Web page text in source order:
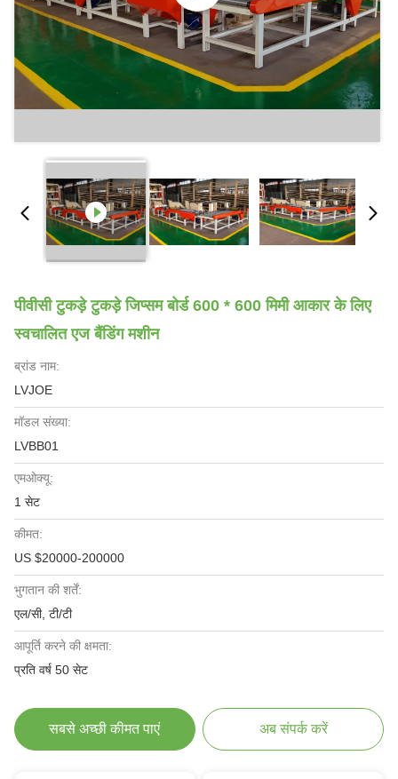
पीवीसी टुकड़े टुकड़े जिप्सम बोर्ड 600 * 600 मिमी आकार के लिए
स्वचालित एज बैंडिंग मशीन
ब्रांड नाम:
LVJOE
मॉडल संख्या:
LVBB01
एमओक्यू:
1 सेट
कीमत:
US $20000-200000
भुगतान की शर्तें:
एल/सी, टी/टी
आपूर्ति करने की क्षमता:
प्रति वर्ष 50 सेट
सबसे अच्छी कीमत पाएं अब संपर्क करें